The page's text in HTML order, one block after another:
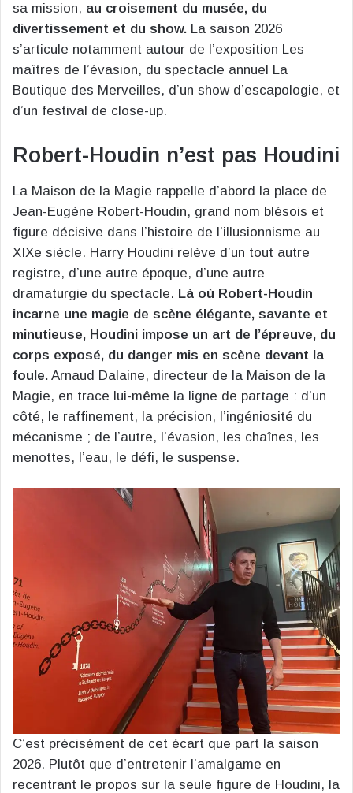
sa mission, au croisement du musée, du
divertissement et du show. La saison 2026
s’articule notamment autour de l’exposition Les
maîtres de l’évasion, du spectacle annuel La
Boutique des Merveilles, d’un show d’escapologie, et
d’un festival de close-up.
Robert-Houdin n’est pas Houdini
La Maison de la Magie rappelle d’abord la place de
Jean-Eugène Robert-Houdin, grand nom blésois et
figure décisive dans l’histoire de l’illusionnisme au
XIXe siècle. Harry Houdini relève d’un tout autre
registre, d’une autre époque, d’une autre
dramaturgie du spectacle. Là où Robert-Houdin
incarne une magie de scène élégante, savante et
minutieuse, Houdini impose un art de l’épreuve, du
corps exposé, du danger mis en scène devant la
foule. Arnaud Dalaine, directeur de la Maison de la
Magie, en trace lui-même la ligne de partage : d’un
côté, le raffinement, la précision, l’ingéniosité du
mécanisme ; de l’autre, l’évasion, les chaînes, les
menottes, l’eau, le défi, le suspense.
C’est précisément de cet écart que part la saison
2026. Plutôt que d’entretenir l’amalgame en
recentrant le propos sur la seule figure de Houdini, la